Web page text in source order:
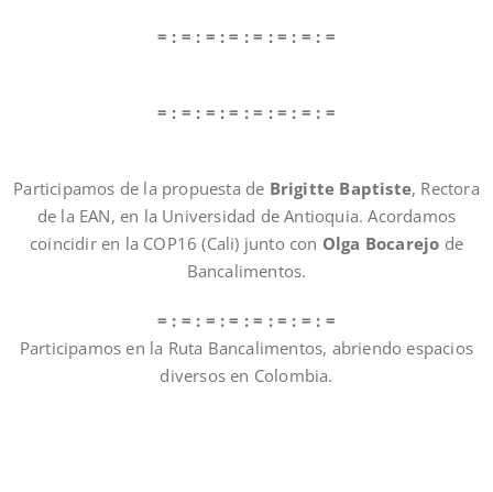
= : = : = : = : = : = : = : =
= : = : = : = : = : = : = : =
Participamos de la propuesta de Brigitte Baptiste, Rectora
de la EAN, en la Universidad de Antioquia. Acordamos
coincidir en la COP16 (Cali) junto con Olga Bocarejo de
Bancalimentos.
= : = : = : = : = : = : = : =
Participamos en la Ruta Bancalimentos, abriendo espacios
diversos en Colombia.